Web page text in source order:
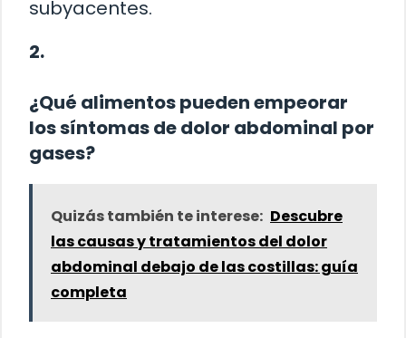
subyacentes.
2.
¿Qué alimentos pueden empeorar
los síntomas de dolor abdominal por
gases?
Quizás también te interese: Descubre
las causas y tratamientos del dolor
abdominal debajo de las costillas: guía
completa